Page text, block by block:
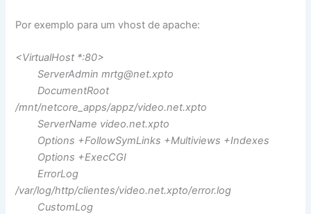
Por exemplo para um vhost de apache:
<VirtualHost *:80>
ServerAdminmrtg@net.xpto
DocumentRoot
/mnt/netcore_apps/appz/video.net.xpto
ServerName video.net.xpto
Options +FollowSymLinks +Multiviews +Indexes
Options +ExecCGI
ErrorLog
/var/log/http/clientes/video.net.xpto/error.log
CustomLog